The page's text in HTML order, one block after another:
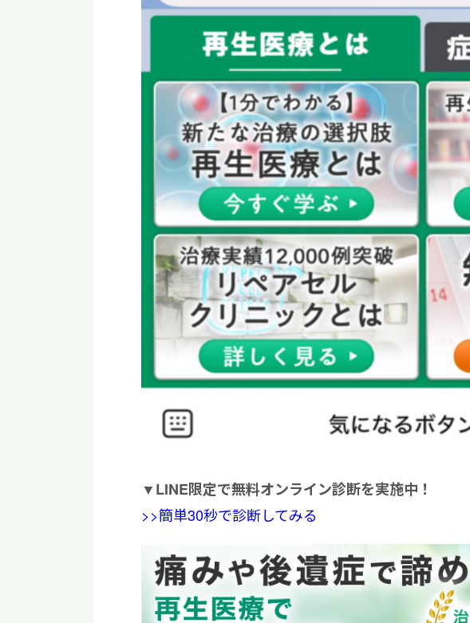
▼LINE限定で無料オンライン診断を実施中！
>>簡単30秒で診断してみる